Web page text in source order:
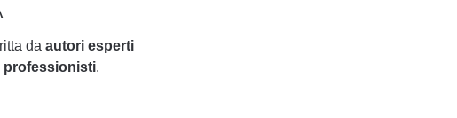
daautori esperti
professionisti.